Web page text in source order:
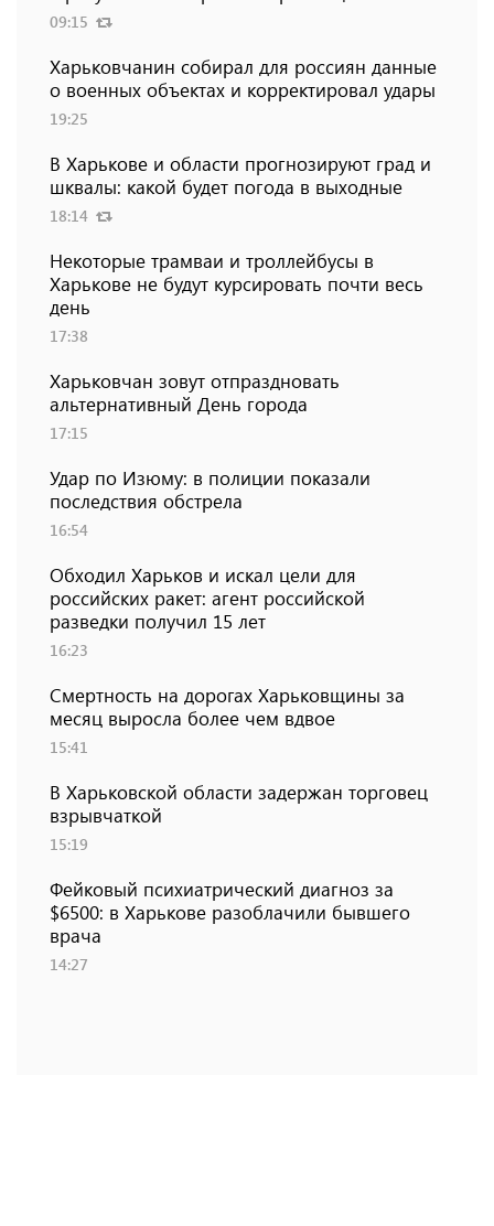
09:15
Харьковчанин собирал для россиян данные
о военных объектах и ​​корректировал удары
19:25
В Харькове и области прогнозируют град и
шквалы: какой будет погода в выходные
18:14
Некоторые трамваи и троллейбусы в
Харькове не будут курсировать почти весь
день
17:38
Харьковчан зовут отпраздновать
альтернативный День города
17:15
Удар по Изюму: в полиции показали
последствия обстрела
16:54
Обходил Харьков и искал цели для
российских ракет: агент российской
разведки получил 15 лет
16:23
Смертность на дорогах Харьковщины за
месяц выросла более чем вдвое
15:41
В Харьковской области задержан торговец
взрывчаткой
15:19
Фейковый психиатрический диагноз за
$6500: в Харькове разоблачили бывшего
врача
14:27